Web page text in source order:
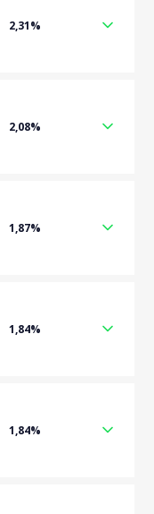
2,31%
2,08%
1,87%
1,84%
1,84%